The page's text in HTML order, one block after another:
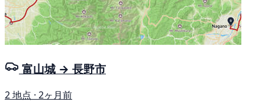
富山城 → 長野市
2 地点 · 2ヶ月前